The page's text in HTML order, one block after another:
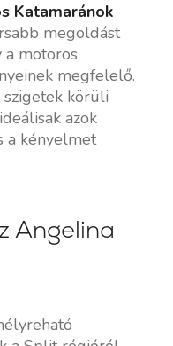
Katamaránok
megoldást
a motoros
megfelelő.
szigetek körüli
azok
a kényelmet
Angelina